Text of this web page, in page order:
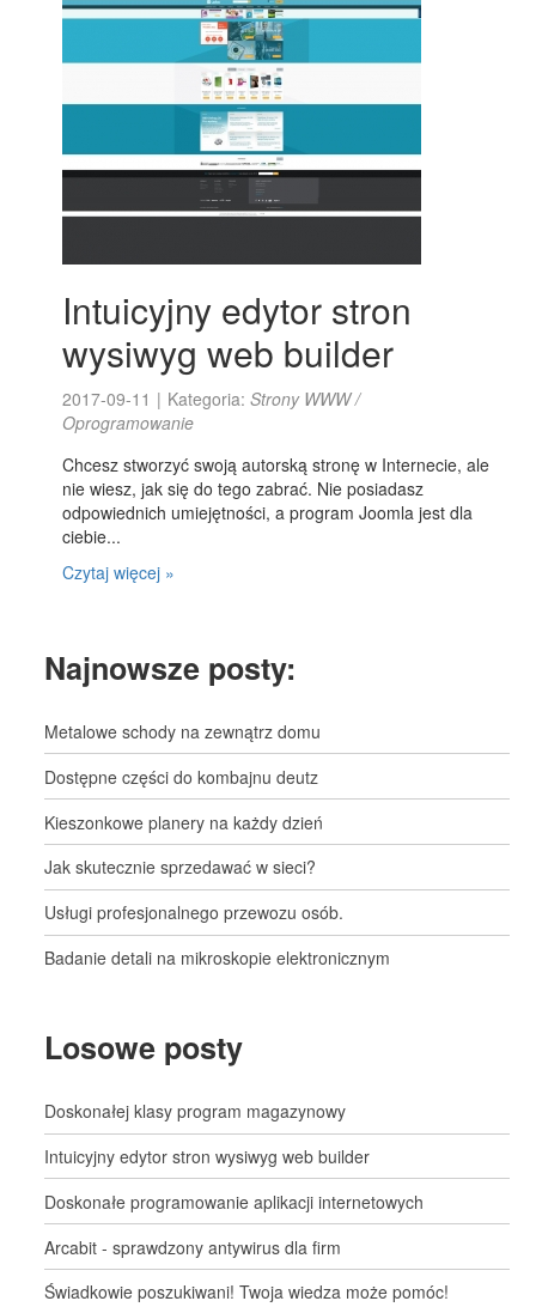
Intuicyjny edytor stron
wysiwyg web builder
2017-09-11 | Kategoria:Strony WWW /
Oprogramowanie
Chcesz stworzyć swoją autorską stronę w Internecie, ale
nie wiesz, jak się do tego zabrać. Nie posiadasz
odpowiednich umiejętności, a program Joomla jest dla
ciebie...
Czytaj więcej »
Najnowsze posty:
Metalowe schody na zewnątrz domu
Dostępne części do kombajnu deutz
Kieszonkowe planery na każdy dzień
Jak skutecznie sprzedawać w sieci?
Usługi profesjonalnego przewozu osób.
Badanie detali na mikroskopie elektronicznym
Losowe posty
Doskonałej klasy program magazynowy
Intuicyjny edytor stron wysiwyg web builder
Doskonałe programowanie aplikacji internetowych
Arcabit - sprawdzony antywirus dla firm
Świadkowie poszukiwani! Twoja wiedza może pomóc!